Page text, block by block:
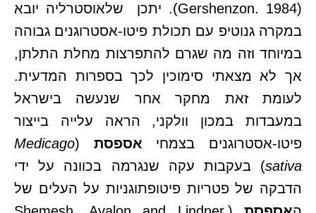
(Gershenzon. 1984). יתכן שלאוסטרליה יובא
במקרה גנוטיפ עם תכולת פיטו-אסטרוגנים גבוהה
במיוחד וזה מה שגרם להתפרצות מחלת התלתן,
אך לא מצאתי סימוכין לכך בספרות המדעית.
לעומת זאת מחקר אחר שנעשה בישראל
במעבדות במכון וולקני, הראה עלייה בייצור
פיטו-אסטרוגנים בצמחי אספסת (
Medicago
sativa) בעקבות עקה שנגרמה בכוונה על ידי
הדבקה של פטריות פיטופתוגניות על העלים של